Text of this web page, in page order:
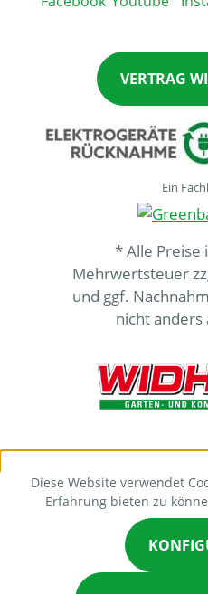
VERTRAG
Ein
* Alle Preise
Mehrwertsteuer
und ggf.
nicht anders
Diese Website verwendet
Erfahrung bieten zu